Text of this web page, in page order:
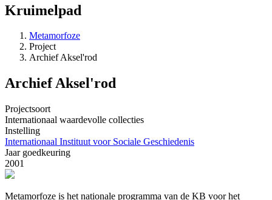
Kruimelpad
Metamorfoze
Project
Archief Aksel'rod
Archief Aksel'rod
Projectsoort
Internationaal waardevolle collecties
Instelling
Internationaal Instituut voor Sociale Geschiedenis
Jaar goedkeuring
2001
Metamorfoze is het nationale programma van de KB voor het